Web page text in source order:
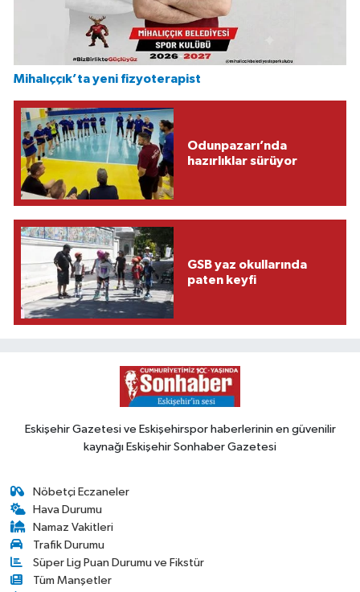
Mihalıççık’ta yeni fizyoterapist
Odunpazarı’nda
hazırlıklar sürüyor
GSB yaz okullarında
paten keyfi
Eskişehir Gazetesi ve Eskişehirspor haberlerinin en güvenilir
kaynağı Eskişehir Sonhaber Gazetesi
Nöbetçi Eczaneler
Hava Durumu
Namaz Vakitleri
Trafik Durumu
Süper Lig Puan Durumu ve Fikstür
Tüm Manşetler